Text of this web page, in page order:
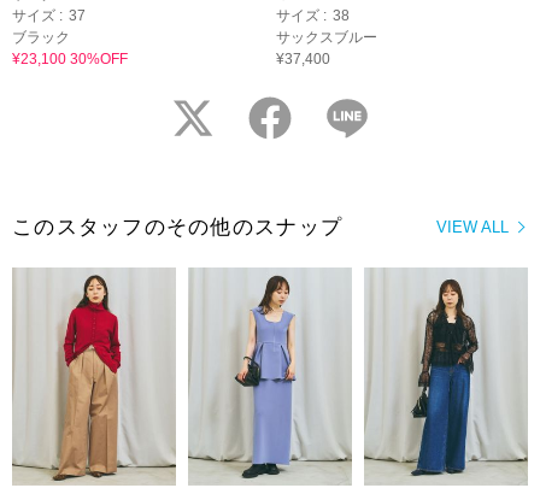
サイズ : 37
ブラック
¥23,100 30%OFF
サイズ : 38
サックスブルー
¥37,400
twitter facebook
VIEW ALL
このスタッフのその他のスナップ